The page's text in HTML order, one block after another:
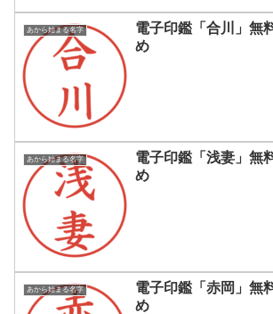
あから始まる名字
電子印鑑「合川」無
め
あから始まる名字
電子印鑑「浅妻」無
め
あから始まる名字
電子印鑑「赤岡」無
め